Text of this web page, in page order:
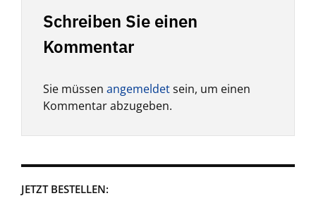
Schreiben Sie einen
Kommentar
Sie müssen angemeldetsein, um einen
Kommentar abzugeben.
JETZT BESTELLEN: